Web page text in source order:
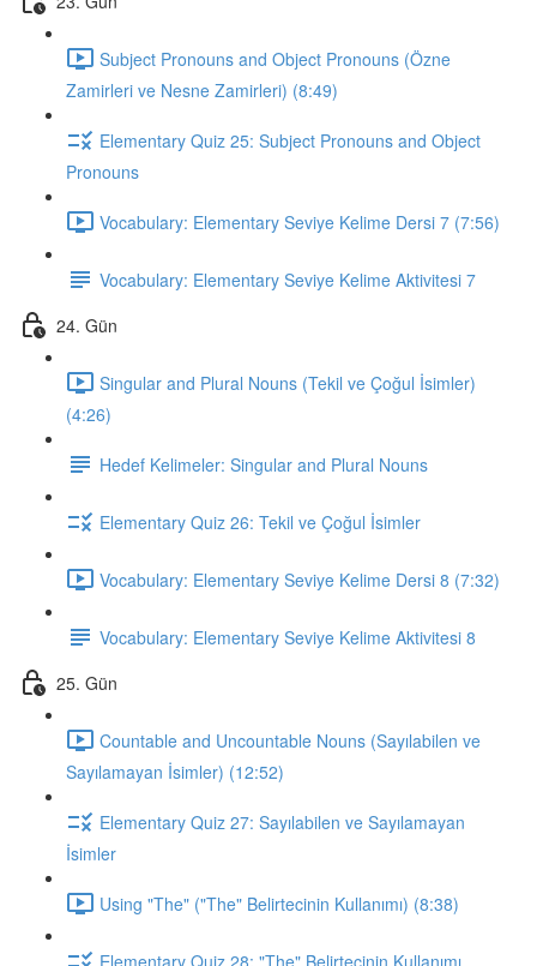
Subject Pronouns and Object Pronouns (Özne
Zamirleri ve Nesne Zamirleri) (8:49)
Elementary Quiz 25: Subject Pronouns and Object
Pronouns
Vocabulary: Elementary Seviye Kelime Dersi 7 (7:56)
Vocabulary: Elementary Seviye Kelime Aktivitesi 7
24. Gün
Singular and Plural Nouns (Tekil ve Çoğul İsimler)
(4:26)
Hedef Kelimeler: Singular and Plural Nouns
Elementary Quiz 26: Tekil ve Çoğul İsimler
Vocabulary: Elementary Seviye Kelime Dersi 8 (7:32)
Vocabulary: Elementary Seviye Kelime Aktivitesi 8
25. Gün
Countable and Uncountable Nouns (Sayılabilen ve
Sayılamayan İsimler) (12:52)
Elementary Quiz 27: Sayılabilen ve Sayılamayan
İsimler
Using "The" ("The" Belirtecinin Kullanımı) (8:38)
Elementary Quiz 28: "The" Belirtecinin Kullanımı